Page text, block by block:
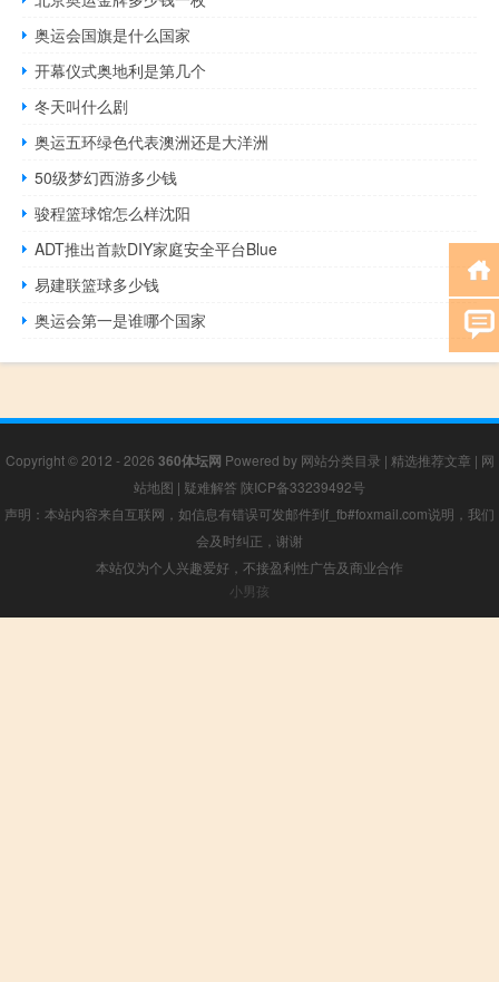
奥运会国旗是什么国家
开幕仪式奥地利是第几个
冬天叫什么剧
奥运五环绿色代表澳洲还是大洋洲
50级梦幻西游多少钱
骏程篮球馆怎么样沈阳
ADT推出首款DIY家庭安全平台Blue
易建联篮球多少钱
奥运会第一是谁哪个国家
Copyright © 2012 - 2026 360体坛网 Powered by 网站分类目录 | 精选推荐文章 | 网
站地图 | 疑难解答 陕ICP备33239492号
声明：本站内容来自互联网，如信息有错误可发邮件到f_fb#foxmail.com说明，我们
会及时纠正，谢谢
本站仅为个人兴趣爱好，不接盈利性广告及商业合作
小男孩